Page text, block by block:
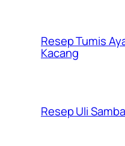
Resep Tumis
Kacang
Resep Uli